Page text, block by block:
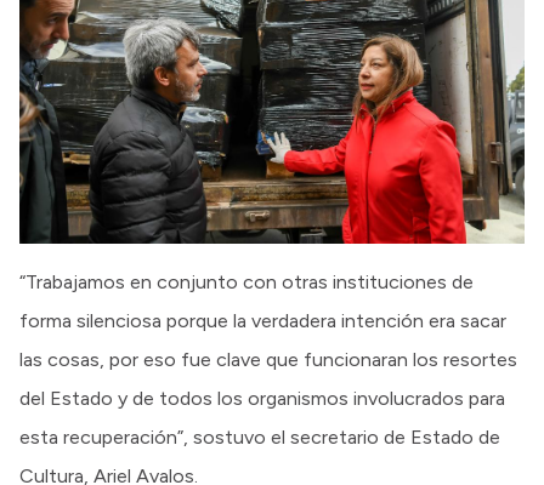
“Trabajamos en conjunto con otras instituciones de
forma silenciosa porque la verdadera intención era sacar
las cosas, por eso fue clave que funcionaran los resortes
del Estado y de todos los organismos involucrados para
esta recuperación”, sostuvo el secretario de Estado de
Cultura, Ariel Avalos.